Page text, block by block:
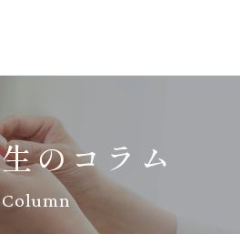
のコラム
Column